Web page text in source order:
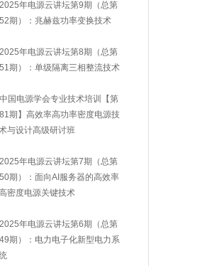
2025年电源云讲坛第9期（总第
52期）：兆赫兹功率变换技术
2025年电源云讲坛第8期（总第
51期）：单级隔离三相整流技术
中国电源学会专业技术培训【第
81期】高效率高功率密度电源技
与设计高级研讨班
​2025年电源云讲坛第7期（总第
50期）：面向AI服务器的高效率
密度电源关键技术
2025年电源云讲坛第6期（总第
49期）：电力电子化新型电力系